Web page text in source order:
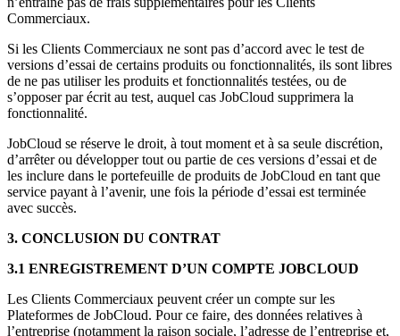
Commerciaux.
Si les Clients Commerciaux ne sont pas d’accord avec le test de
versions d’essai de certains produits ou fonctionnalités, ils sont libres
de ne pas utiliser les produits et fonctionnalités testées, ou de
s’opposer par écrit au test, auquel cas JobCloud supprimera la
fonctionnalité.
JobCloud se réserve le droit, à tout moment et à sa seule discrétion,
d’arrêter ou développer tout ou partie de ces versions d’essai et de
les inclure dans le portefeuille de produits de JobCloud en tant que
service payant à l’avenir, une fois la période d’essai est terminée
avec succès.
3. CONCLUSION DU CONTRAT
3.1 ENREGISTREMENT D’UN COMPTE JOBCLOUD
Les Clients Commerciaux peuvent créer un compte sur les
Plateformes de JobCloud. Pour ce faire, des données relatives à
l’entreprise (notamment la raison sociale, l’adresse de l’entreprise et,